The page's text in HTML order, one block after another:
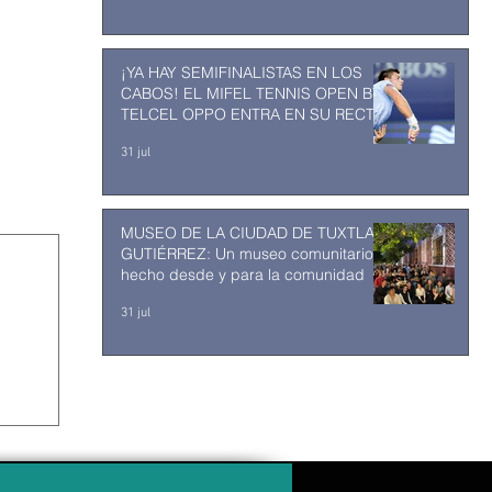
¡YA HAY SEMIFINALISTAS EN LOS
CABOS! EL MIFEL TENNIS OPEN BY
TELCEL OPPO ENTRA EN SU RECTA
31 jul
MUSEO DE LA CIUDAD DE TUXTLA
GUTIÉRREZ: Un museo comunitario
hecho desde y para la comunidad
31 jul